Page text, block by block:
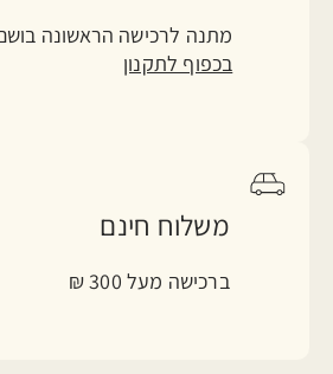
מתנה לרכישה הראשונה בושם
בכפוף לתקנון
משלוח חינם
ברכישה מעל 300 ₪